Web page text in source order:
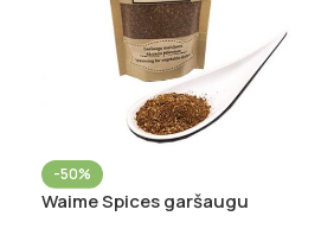
-50%
Waime Spices garšaugu